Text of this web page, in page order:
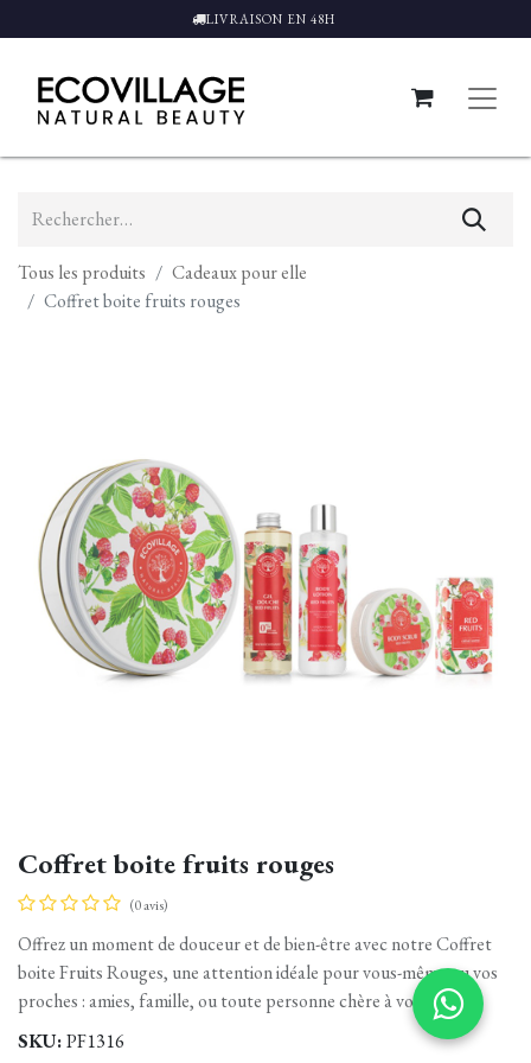
LIVRAISON EN 48H
Tous les produits
Cadeaux pour elle
Coffret boite fruits rouges
Coffret boite fruits rouges
(0 avis)
Offrez un moment de douceur et de bien-être avec notre Coffret
boite Fruits Rouges, une attention idéale pour vous-même ou vos
proches : amies, famille, ou toute personne chère à votre cœur.
SKU:PF1316